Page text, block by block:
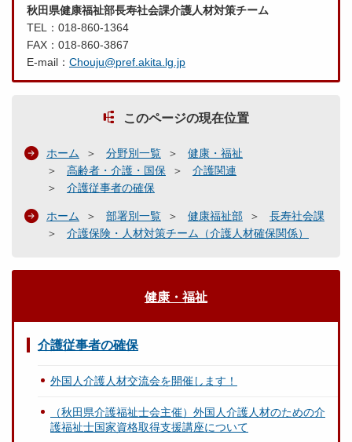
秋田県健康福祉部長寿社会課介護人材対策チーム
TEL：018-860-1364
FAX：018-860-3867
E-mail： Chouju@pref.akita.lg.jp
このページの現在位置
ホーム 分野別一覧
健康・福祉
高齢者・介護・国保
介護関連
介護従事者の確保
ホーム 部署別一覧 健康福祉部
長寿社会課
介護保険・人材対策チーム（介護人材確保関係）
健康・福祉
介護従事者の確保
外国人介護人材交流会を開催します！
（秋田県介護福祉士会主催）外国人介護人材のための介
護福祉士国家資格取得支援講座について